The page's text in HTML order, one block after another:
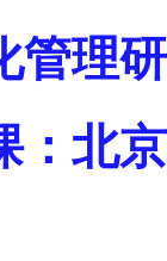
管理
：北